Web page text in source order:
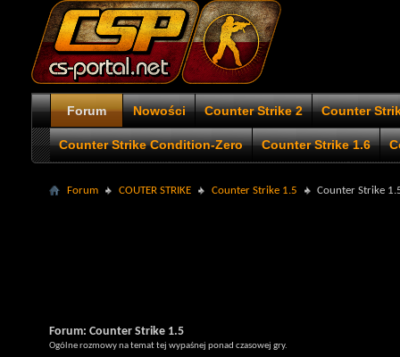
Forum Nowości Counter Strike 2 Counter
Counter Strike Condition-Zero Counter Strike 1.6
Forum COUTER STRIKE Counter Strike 1.5 Counter Strike
Forum: Counter Strike 1.5
Ogólne rozmowy na temat tej wypaśnej ponad czasowej gry.